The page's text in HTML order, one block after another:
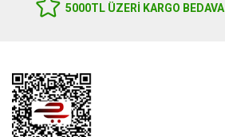
5000TL ÜZERI KARGO BEDAVA